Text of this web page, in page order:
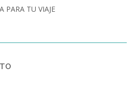
PARA TU VIAJE